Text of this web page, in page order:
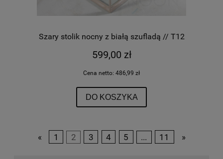
Szary stolik nocny z białą szufladą // T12
599,00 zł
Cena netto: 486,99 zł
DO KOSZYKA
« 1 2 3 4 5 ... 11 »